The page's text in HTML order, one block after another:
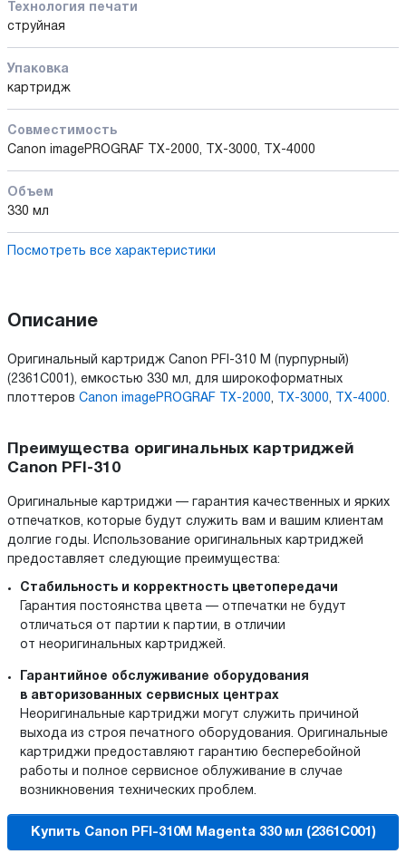
Технология печати
струйная
Упаковка
картридж
Совместимость
Canon imagePROGRAF TX-2000, TX-3000, TX-4000
Объем
330 мл
Посмотреть все характеристики
Описание
Оригинальный картридж Canon PFI-310 M (пурпурный)
(2361C001), емкостью 330 мл, для широкоформатных
плоттеров Canon imagePROGRAF TX-2000, TX-3000, TX-4000.
Преимущества оригинальных картриджей
Canon PFI-310
Оригинальные картриджи — гарантия качественных и ярких
отпечатков, которые будут служить вам и вашим клиентам
долгие годы. Использование оригинальных картриджей
предоставляет следующие преимущества:
Стабильность и корректность цветопередачи
Гарантия постоянства цвета — отпечатки не будут
отличаться от партии к партии, в отличии
от неоригинальных картриджей.
Гарантийное обслуживание оборудования
в авторизованных сервисных центрах
Неоригинальные картриджи могут служить причиной
выхода из строя печатного оборудования. Оригинальные
картриджи предоставляют гарантию бесперебойной
работы и полное сервисное облуживание в случае
возникновения технических проблем.
Купить Canon PFI-310M Magenta 330 мл (2361C001)